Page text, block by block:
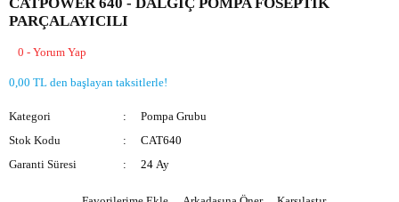
PARÇALAYICILI
0 - Yorum Yap
0,00 TL den başlayan taksitlerle!
Kategori
Pompa Grubu
Stok Kodu
CAT640
Garanti Süresi
24 Ay